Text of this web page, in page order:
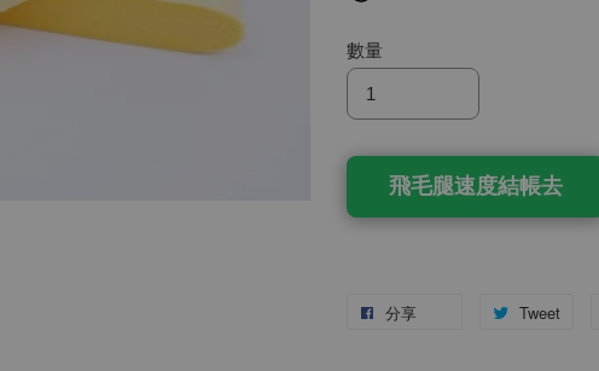
數量
飛毛腿速度結帳去
分享 Tweet